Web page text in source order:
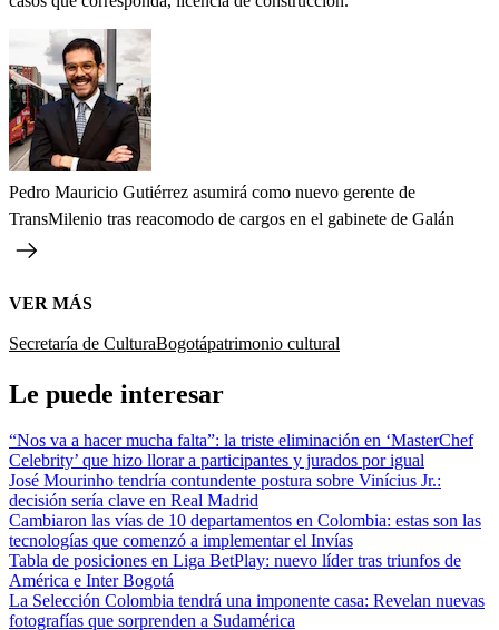
Pedro Mauricio Gutiérrez asumirá como nuevo gerente de
TransMilenio tras reacomodo de cargos en el gabinete de Galán
VER MÁS
Secretaría de CulturaBogotápatrimonio cultural
Le puede interesar
“Nos va a hacer mucha falta”: la triste eliminación en ‘MasterChef
Celebrity’ que hizo llorar a participantes y jurados por igual
José Mourinho tendría contundente postura sobre Vinícius Jr.:
decisión sería clave en Real Madrid
Cambiaron las vías de 10 departamentos en Colombia: estas son las
tecnologías que comenzó a implementar el Invías
Tabla de posiciones en Liga BetPlay: nuevo líder tras triunfos de
América e Inter Bogotá
La Selección Colombia tendrá una imponente casa: Revelan nuevas
fotografías que sorprenden a Sudamérica